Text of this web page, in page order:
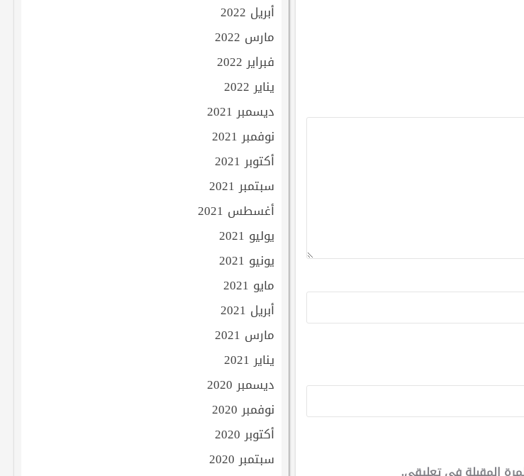
أبريل 2022
مارس 2022
فبراير 2022
يناير 2022
ديسمبر 2021
نوفمبر 2021
أكتوبر 2021
سبتمبر 2021
أغسطس 2021
يوليو 2021
يونيو 2021
مايو 2021
أبريل 2021
مارس 2021
يناير 2021
ديسمبر 2020
نوفمبر 2020
أكتوبر 2020
سبتمبر 2020